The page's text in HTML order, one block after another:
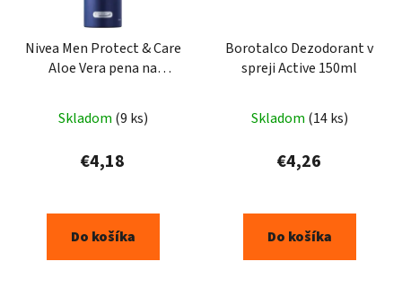
Nivea Men Protect & Care
Aloe Vera pena na
Skladom (9 ks)
€4,18
Do košíka
Borotalco Dezodorant v
spreji Active 150ml
Skladom (14 ks)
€4,26
Do košíka